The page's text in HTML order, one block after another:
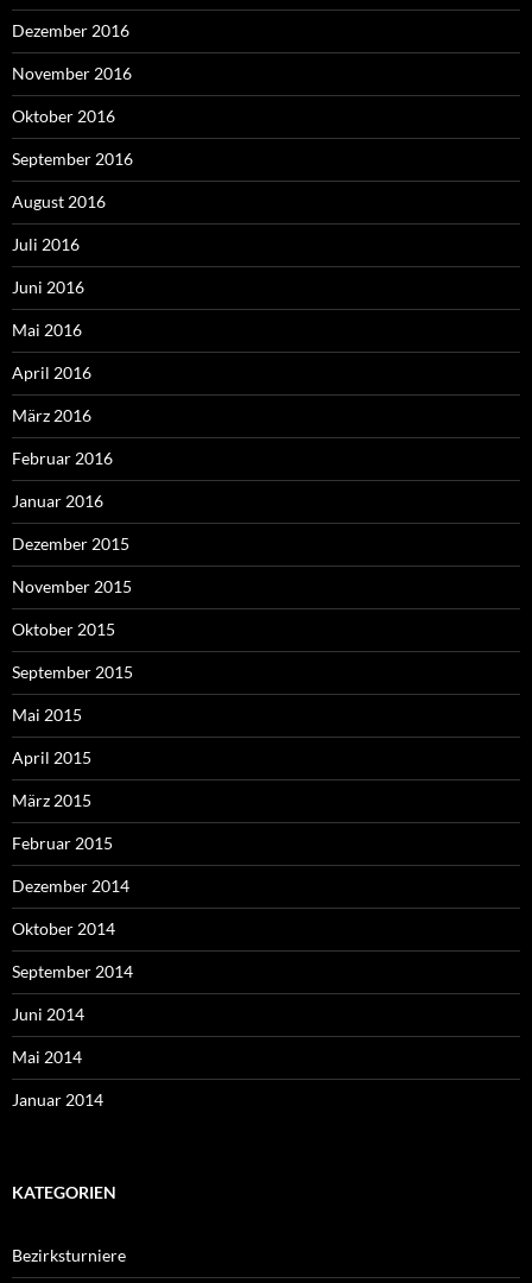
Dezember 2016
November 2016
Oktober 2016
September 2016
August 2016
Juli 2016
Juni 2016
Mai 2016
April 2016
März 2016
Februar 2016
Januar 2016
Dezember 2015
November 2015
Oktober 2015
September 2015
Mai 2015
April 2015
März 2015
Februar 2015
Dezember 2014
Oktober 2014
September 2014
Juni 2014
Mai 2014
Januar 2014
KATEGORIEN
Bezirksturniere